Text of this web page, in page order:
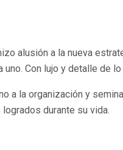
alusión a la nueva
Con lujo y detalle de
a la organización y
durante su vida.